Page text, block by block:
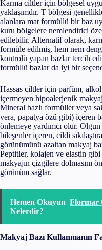
Karma ciltler için bölgesel
yaklaşımdır. T bölgesi
alanlara mat formüllü bir baz
kuru bölgelere nemlendirici
edilebilir. Alternatif olarak,
formüle edilmiş, hem nem
kontrolü yapan bazlar tercih
formüllü bazlar da iyi bir
Hassas ciltler için parfüm,
içermeyen hipoalerjenik
Mineral bazlı formüller veya
vera, papatya özü gibi) içeren
önlemeye yardımcı olur.
bileşenler içeren, cildi
görünümünü azaltan makyaj
Peptitler, kolajen ve elastin
makyajın çizgilere dolmasını
görünüm sağlar.
Hemen Okuyun Flormar
Nelerdir?
Makyaj Bazı Kullanmanın